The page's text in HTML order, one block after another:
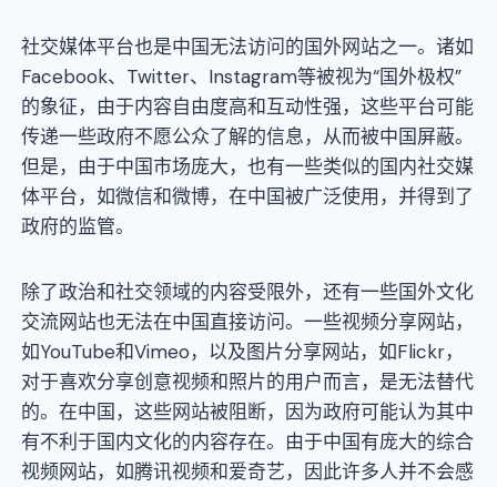
社交媒体平台也是中国无法访问的国外网站之一。诸如
Facebook、Twitter、Instagram等被视为“国外极权”
的象征，由于内容自由度高和互动性强，这些平台可能
传递一些政府不愿公众了解的信息，从而被中国屏蔽。
但是，由于中国市场庞大，也有一些类似的国内社交媒
体平台，如微信和微博，在中国被广泛使用，并得到了
政府的监管。
除了政治和社交领域的内容受限外，还有一些国外文化
交流网站也无法在中国直接访问。一些视频分享网站，
如YouTube和Vimeo，以及图片分享网站，如Flickr，
对于喜欢分享创意视频和照片的用户而言，是无法替代
的。在中国，这些网站被阻断，因为政府可能认为其中
有不利于国内文化的内容存在。由于中国有庞大的综合
视频网站，如腾讯视频和爱奇艺，因此许多人并不会感